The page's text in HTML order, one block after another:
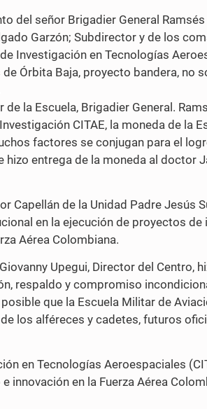
del señor Brigadier General
Garzón; Subdirector y de los
Investigación en Tecnologías
Órbita Baja, proyecto bandera, no
de la Escuela, Brigadier General.
CITAE, la moneda de la
factores se conjugan para el
hizo entrega de la moneda al doctor
Capellán de la Unidad Padre Jesús
en la ejecución de proyectos
Aérea Colombiana.
Upegui, Director del Centro,
respaldo y compromiso
que la Escuela Militar de
los alféreces y cadetes, futuros
en Tecnologías Aeroespaciales
innovación en la Fuerza Aérea